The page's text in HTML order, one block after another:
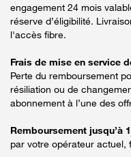
engagement 24 mois
réserve d’éligibilité.
l'accès fibre.
Frais de mise en service
Perte du remboursement
résiliation ou de
abonnement à l’une des
Remboursement jusqu’à
par votre opérateur actuel,